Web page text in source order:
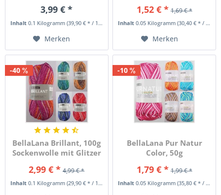
3,99 € *
Inhalt0.1 Kilogramm(39,90 € * / 1 Kilogramm)
Merken
1,52 € * 1,69 € *
Inhalt0.05 Kilogramm(30,40 € * / 1 Kilogramm)
Merken
-40
BellaLana Brillant, 100g
Sockenwolle mit Glitzer
2,99 € * 4,99 € *
Inhalt0.1 Kilogramm(29,90 € * / 1 Kilogramm)
-10
BellaLana Pur Natur
Color, 50g
1,79 € * 1,99 € *
Inhalt0.05 Kilogramm(35,80 € * / 1 Kilogramm)